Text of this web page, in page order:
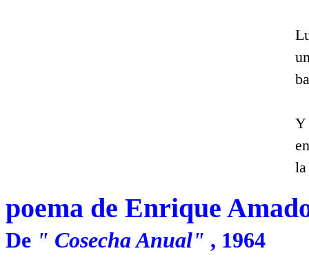
Y
la
poema de Enrique
De " Cosecha Anual" , 1964